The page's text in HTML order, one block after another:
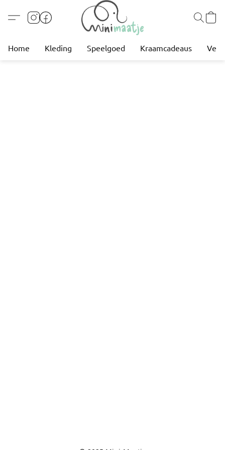
Home Kleding Speelgoed Kraamcadeaus